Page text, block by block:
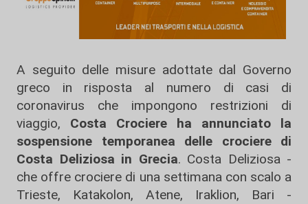
A seguito delle misure adottate dal Governo
greco in risposta al numero di casi di
coronavirus che impongono restrizioni di
viaggio, Costa Crociere ha annunciato la
sospensione temporanea delle crociere di
Costa Deliziosa in Grecia. Costa Deliziosa -
che offre crociere di una settimana con scalo a
Trieste, Katakolon, Atene, Iraklion, Bari -